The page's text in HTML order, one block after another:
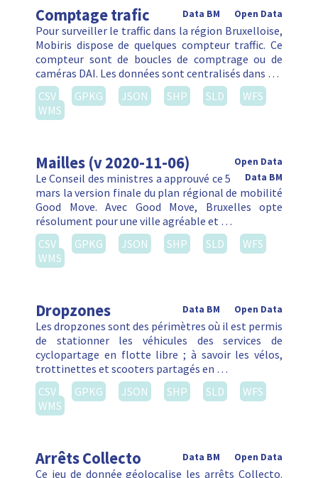
Comptage trafic Open Data
Data BM
Pour surveiller le traffic dans la région Bruxelloise,
Mobiris dispose de quelques compteur traffic. Ce
compteur sont de boucles de comptrage ou de
caméras DAI. Les données sont centralisés dans …
CSV
GPKG JSON SHP SLD
WFS
WMS
Mailles (v 2020-11-06)
Open Data
Data BM
Le Conseil des ministres a approuvé ce 5
mars la version finale du plan régional de mobilité
Good Move. Avec Good Move, Bruxelles opte
résolument pour une ville agréable et …
CSV
GPKG JSON SHP SLD
WFS
WMS
Dropzones Open Data
Data BM
Les dropzones sont des périmètres où il est permis
de stationner les véhicules des services de
cyclopartage en flotte libre ; à savoir les vélos,
trottinettes et scooters partagés en …
CSV
GPKG JSON SHP SLD
WFS
WMS
Arrêts Collecto Open Data
Data BM
Ce jeu de donnée géolocalise les arrêts Collecto.